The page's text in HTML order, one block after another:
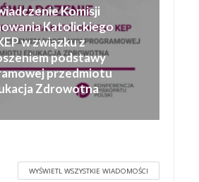
Komisji
Katolickiego
w związku z
podstawy
przedmiotu
Zdrowotna
WYŚWIETL WSZYSTKIE WIADOMOŚCI